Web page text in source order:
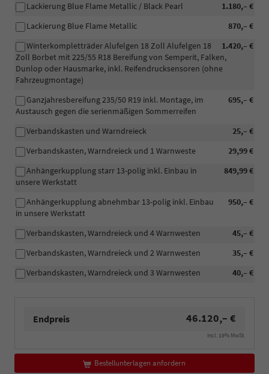
1.180,– €
Lackierung Blue Flame Metallic / Black Pearl
870,– €
Lackierung Blue Flame Metallic
1.420,– €
Winterkompletträder Alufelgen 18 Zoll Alufelgen 18
Zoll Borbet mit 225/55 R18 Bereifung von Semperit, Falken,
Dunlop oder Hausmarke, inkl. Reifendrucksensoren (ohne
Fahrzeugmontage)
695,– €
Ganzjahresbereifung 235/50 R19 inkl. Montage, im
Austausch gegen die serienmäßigen Sommerreifen
25,– €
Verbandskasten und Warndreieck
29,99 €
Verbandskasten, Warndreieck und 1 Warnweste
849,99 €
Anhängerkupplung starr 13-polig inkl. Einbau in
unsere Werkstatt
950,– €
Anhängerkupplung abnehmbar 13-polig inkl. Einbau
in unsere Werkstatt
45,– €
Verbandskasten, Warndreieck und 4 Warnwesten
35,– €
Verbandskasten, Warndreieck und 2 Warnwesten
40,– €
Verbandskasten, Warndreieck und 3 Warnwesten
Endpreis 46.120,– €
incl. 19% MwSt.
Bestellunterlagen anfordern